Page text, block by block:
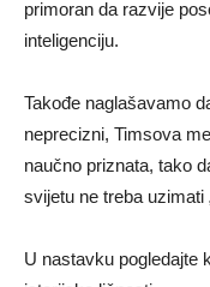
primoran da razvije
inteligenciju.
Takođe naglašavamo
neprecizni, Timsova
naučno priznata, tako
svijetu ne treba uzimati
U nastavku pogledajte